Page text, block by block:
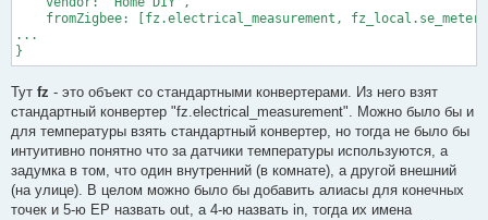
        },
    },
    temperature:{
        cluster: 'msTemperatureMeasurement',
        convert: (model, msg, publish, options, meta) => {
            const result = {};
            if(msg.endpoint.ID == 4){
if (msg.data.hasOwnProperty('measuredValue'))
				    result.temperature = msg.data['measuredValue'];
                }
                if (msg.data.hasOwnProperty(0xF001)) {
fromZigbee: [fz.electrical_measurement,
...
}
Тут fz - это объект со стандартными конвертерами. Из него взят
стандартный конвертер "fz.electrical_measurement". Можно было бы и
для температуры взять стандартный конвертер, но тогда не было бы
интуитивно понятно что за датчики температуры используются, а
задумка в том, что один внутренний (в комнате), а другой внешний
(на улице). В целом можно было бы добавить алиасы для конечных
точек и 5-ю EP назвать out, а 4-ю назвать in, тогда их имена